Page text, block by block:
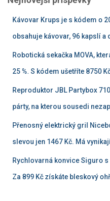
Kávovar Krups je s kódem o
obsahuje kávovar, 96 kapslí a
Robotická sekačka MOVA,
25 %. S kódem ušetříte 8750
Reproduktor JBL Partybox
párty, na kterou sousedi
Přenosný elektrický gril
slevou jen 1467 Kč. Má
Rychlovarná konvice Siguro
Za 899 Kč získáte bleskový